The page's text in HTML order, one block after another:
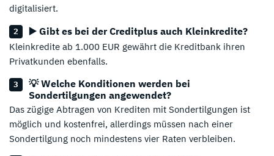
digitalisiert.
▶️ Gibt es bei der Creditplus auch Kleinkredite?
Kleinkredite ab 1.000 EUR gewährt die Kreditbank ihren
Privatkunden ebenfalls.
💡 Welche Konditionen werden bei
Sondertilgungen angewendet?
Das zügige Abtragen von Krediten mit Sondertilgungen ist
möglich und kostenfrei, allerdings müssen nach einer
Sondertilgung noch mindestens vier Raten verbleiben.